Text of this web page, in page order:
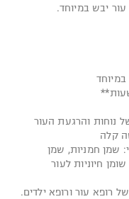
יבש במיוחד.
נוחות והרגעת העור
קלה
שמן חמניות, שמן
חיוניות לעור
רופא עור ורופא ילדים.